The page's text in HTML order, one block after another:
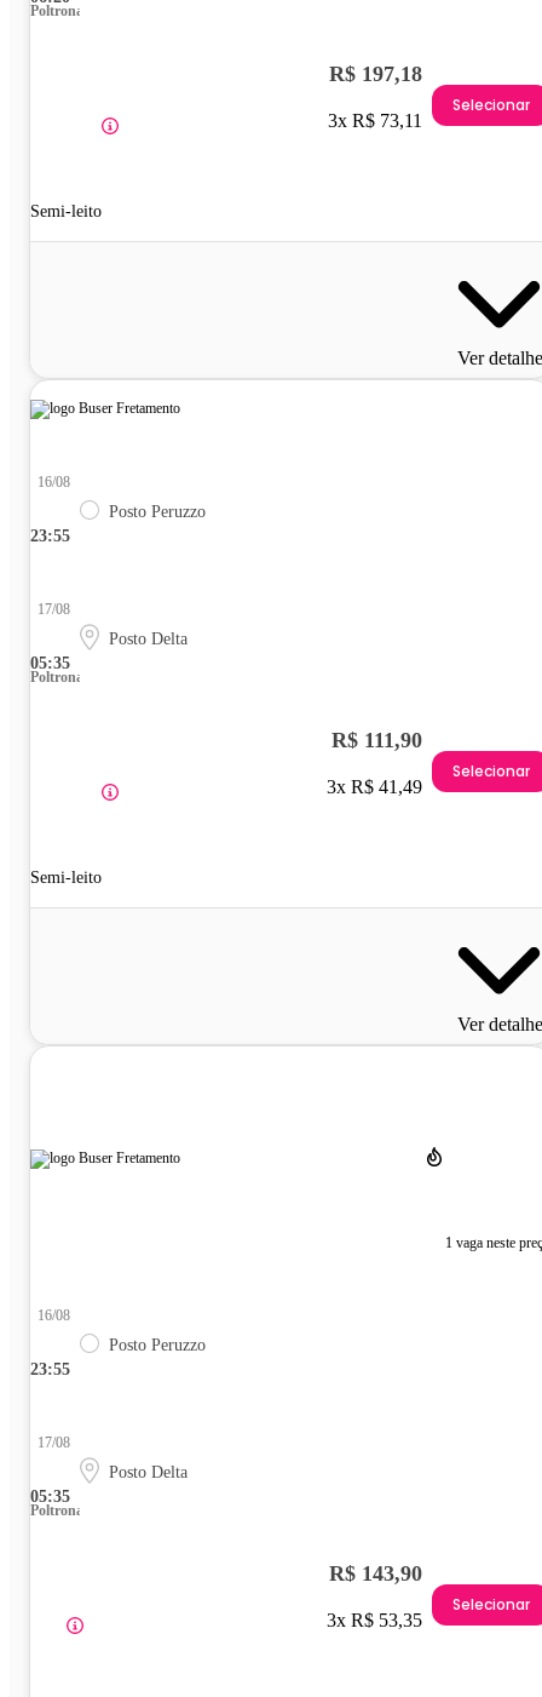
Poltrona
Semi-leito
R$ 197,18
3x R$ 73,11
Selecionar
Ver
23:55
16/08
Posto Peruzzo
05:35
17/08
Posto Delta
Poltrona
Semi-leito
R$ 111,90
3x R$ 41,49
Selecionar
Ver
1 vaga neste
23:55
16/08
Posto Peruzzo
05:35
17/08
Posto Delta
Poltrona
R$ 143,90
3x R$ 53,35
Selecionar